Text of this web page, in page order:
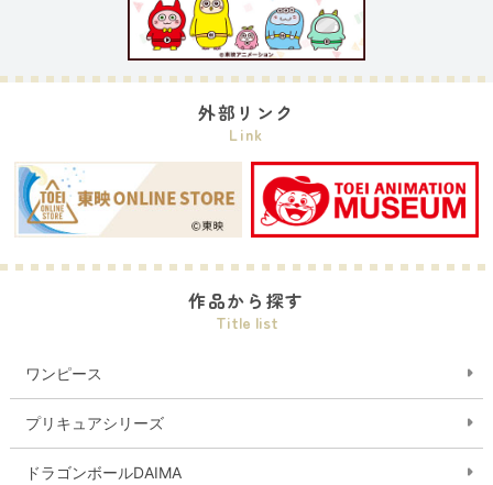
外部リンク
Link
作品から探す
Title list
ワンピース
プリキュアシリーズ
ドラゴンボールDAIMA